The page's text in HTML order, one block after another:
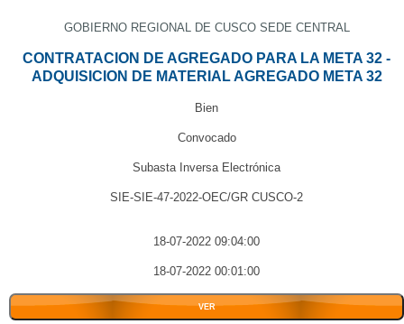
GOBIERNO REGIONAL DE CUSCO SEDE CENTRAL
CONTRATACION DE AGREGADO PARA LA META 32 -
ADQUISICION DE MATERIAL AGREGADO META 32
Bien
Convocado
Subasta Inversa Electrónica
SIE-SIE-47-2022-OEC/GR CUSCO-2
18-07-2022 09:04:00
18-07-2022 00:01:00
VER